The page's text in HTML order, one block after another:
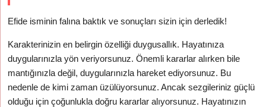
Efide isminin falına baktık ve sonuçları sizin için derledik!
Karakterinizin en belirgin özelliği duygusallık. Hayatınıza
duygularınızla yön veriyorsunuz. Önemli kararlar alırken bile
mantığınızla değil, duygularınızla hareket ediyorsunuz. Bu
nedenle de kimi zaman üzülüyorsunuz. Ancak sezgileriniz güçlü
olduğu için çoğunlukla doğru kararlar alıyorsunuz. Hayatınızın